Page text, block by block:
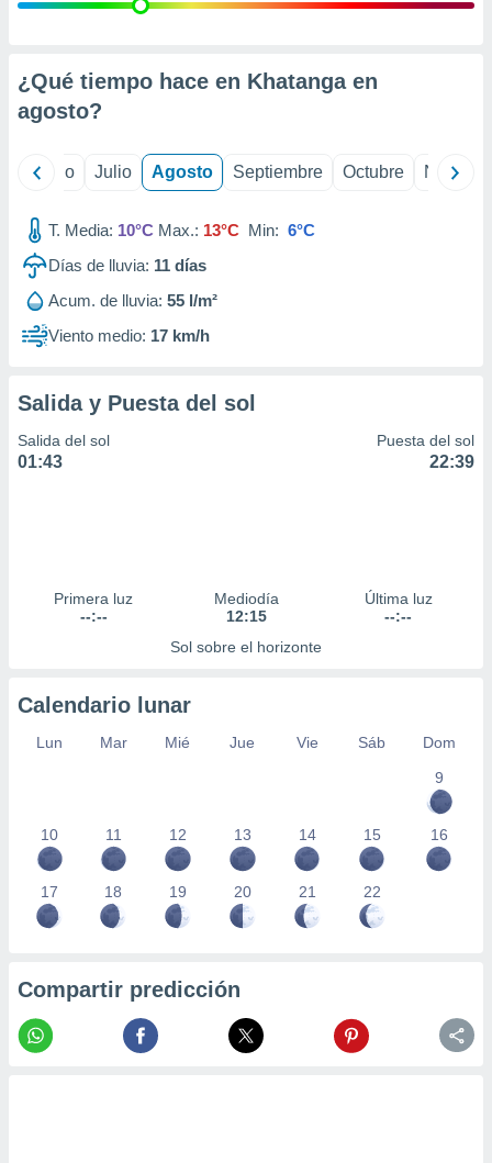
e
mediante
de
1199
¿Qué tiempo hace en Khatanga en
agosto?
Junio Julio Agosto Septiembre Octubre
T. Media: 10°C Max.: 13°C Min: 6°C
Días de lluvia: 11 días
Acum. de lluvia: 55 l/m²
Viento medio: 17 km/h
Salida y Puesta del sol
Salida del sol
01:43
Puesta del sol
22:39
Primera luz
--:--
Mediodía
12:15
Última luz
--:--
Sol sobre el horizonte
Calendario lunar
Lun Mar Mié Jue Vie Sáb
Dom
9
10 11 12 13 14 15 16
17 18 19 20 21 22
Compartir predicción